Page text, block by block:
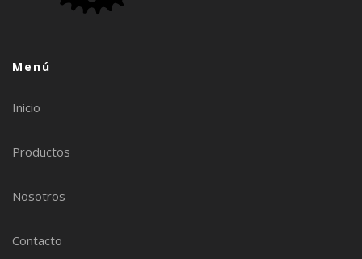
Menú
Inicio
Productos
Nosotros
Contacto